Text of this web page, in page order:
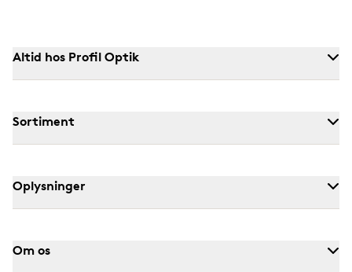
Altid hos Profil Optik
Sortiment
Oplysninger
Om os